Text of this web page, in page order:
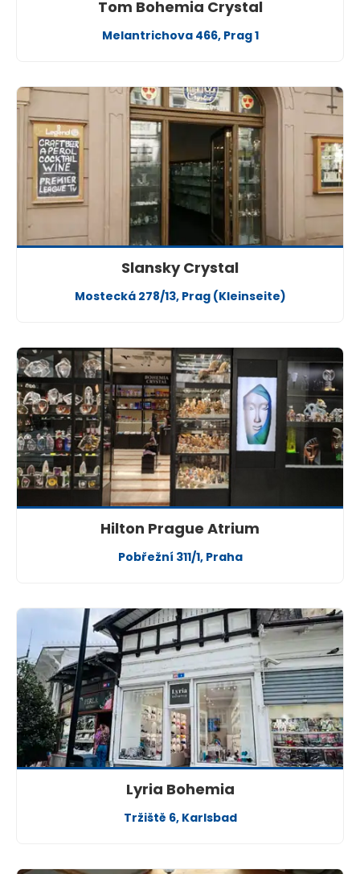
Tom Bohemia Crystal
Melantrichova 466, Prag 1
Slansky Crystal
Mostecká 278/13, Prag (Kleinseite)
Hilton Prague Atrium
Pobřežní 311/1, Praha
Lyria Bohemia
Tržiště 6, Karlsbad